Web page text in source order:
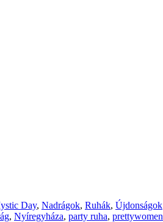
Day, Nadrágok, Ruhák, Újdonságok
, Nyíregyháza, party ruha, prettywomen